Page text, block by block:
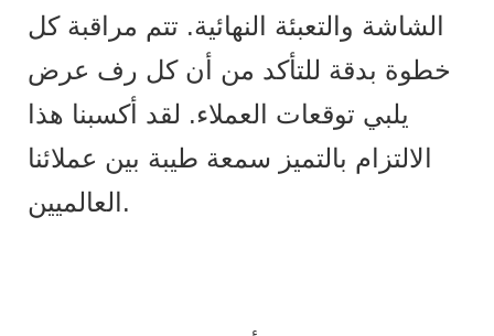
الشاشة والتعبئة النهائية. تتم مراقبة كل
خطوة بدقة للتأكد من أن كل رف عرض
يلبي توقعات العملاء. لقد أكسبنا هذا
الالتزام بالتميز سمعة طيبة بين عملائنا
العالميين.